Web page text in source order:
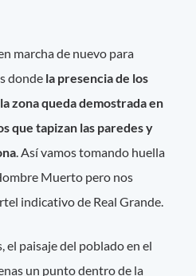
marcha de nuevo para
donde la presencia de los
zona queda demostrada en
que tapizan las paredes y
. Así vamos tomando huella
Muerto pero nos
indicativo de Real Grande.
el paisaje del poblado en el
un punto dentro de la